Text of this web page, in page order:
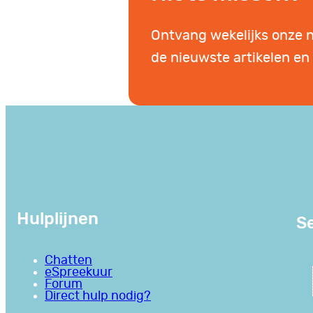
Ontvang wekelijks onze
de nieuwste artikelen en
Hulplijnen
Chatten
eSpreekuur
Forum
Direct hulp nodig?